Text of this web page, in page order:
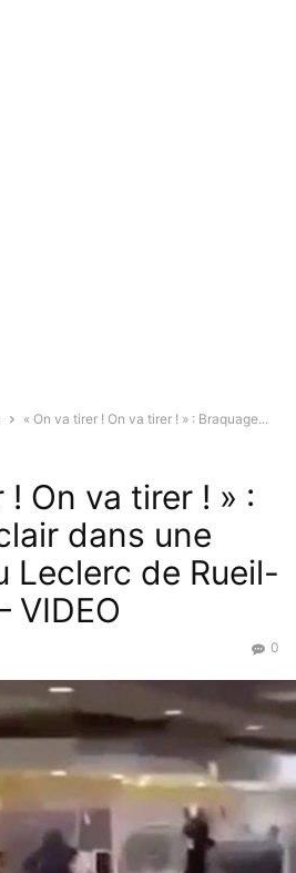
« On va tirer ! On va tirer ! » : Braquage...
! On va tirer ! » :
dans une
Leclerc de Rueil-
VIDEO
0